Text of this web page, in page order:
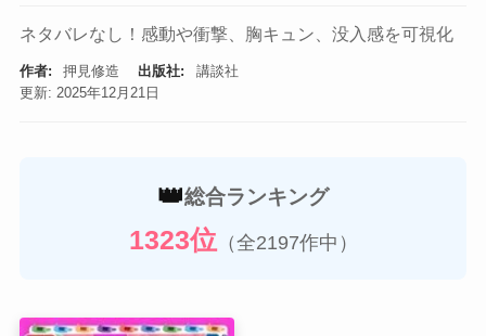
ネタバレなし！感動や衝撃、胸キュン、没入感を可視化
作者: 押見修造 出版社:
講談社
更新: 2025年12月21日
👑総合ランキング
1323位（全2197作中）